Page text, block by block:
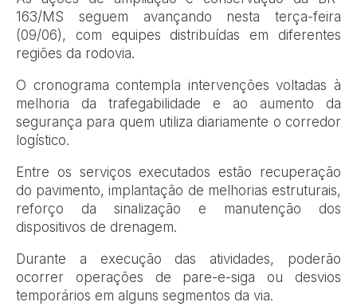
163/MS seguem avançando nesta terça-feira
(09/06), com equipes distribuídas em diferentes
regiões da rodovia.
O cronograma contempla intervenções voltadas à
melhoria da trafegabilidade e ao aumento da
segurança para quem utiliza diariamente o corredor
logístico.
Entre os serviços executados estão recuperação
do pavimento, implantação de melhorias estruturais,
reforço da sinalização e manutenção dos
dispositivos de drenagem.
Durante a execução das atividades, poderão
ocorrer operações de pare-e-siga ou desvios
temporários em alguns segmentos da via.